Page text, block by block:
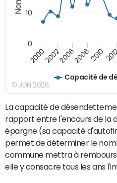
Capacité de
20002002200620082010
0
10
© JDN 2026
La capacité de
rapport entre l'encours de la
épargne (sa capacité
permet de déterminer le
commune mettra à
elle y consacre tous les ans